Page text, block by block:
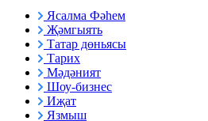
Ясалма Фәһем
Җәмгыять
Татар дөньясы
Тарих
Мәдәният
Шоу-бизнес
Иҗат
Язмыш